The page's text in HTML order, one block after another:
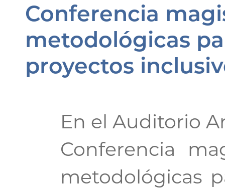
Conferencia
metodológicas
proyectos
En el Auditorio
Conferencia
metodológicas